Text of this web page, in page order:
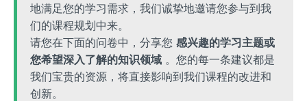
地满足您的学习需求，我们诚挚地邀请您参与到我
们的课程规划中来。
请您在下面的问卷中，分享您感兴趣的学习主题或
您希望深入了解的知识领域 。您的每一条建议都是
我们宝贵的资源，将直接影响到我们课程的改进和
创新。